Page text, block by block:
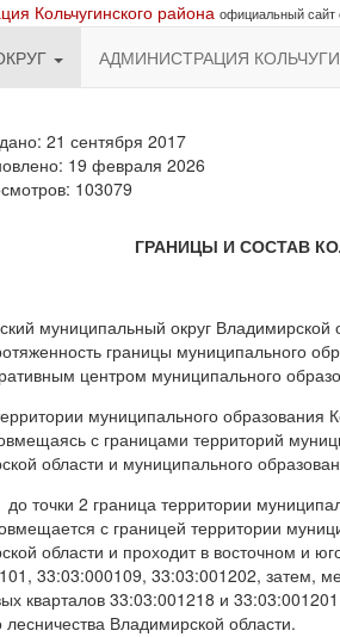
Кольчугинского района официальный сайт
АДМИНИСТРАЦИЯ
21 сентября 2017
19 февраля 2026
103079
ГРАНИЦЫ И СОСТАВ
муниципальный округ
границы муниципального
центром муниципального
муниципального образования
с границами территорий
области и муниципального
до точки 2 граница территории
с границей территории
области и проходит в восточном и
33:03:000109, 33:03:001202, затем,
кварталов 33:03:001218 и
лесничества Владимирской области.